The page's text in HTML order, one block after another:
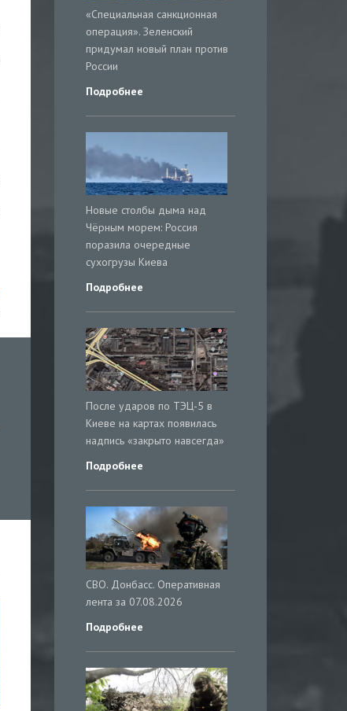
«Специальная санкционная
операция». Зеленский
придумал новый план против
России
Подробнее
Новые столбы дыма над
Чёрным морем: Россия
поразила очередные
сухогрузы Киева
Подробнее
После ударов по ТЭЦ-5 в
Киеве на картах появилась
надпись «закрыто навсегда»
Подробнее
СВО. Донбасс. Оперативная
лента за 07.08.2026
Подробнее